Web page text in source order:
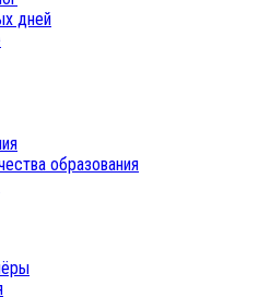
дней
образования